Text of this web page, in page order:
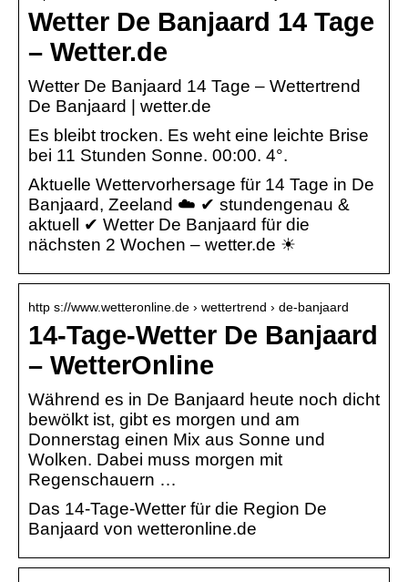
Wetter De Banjaard 14 Tage
– Wetter.de
Wetter De Banjaard 14 Tage – Wettertrend
De Banjaard | wetter.de
Es bleibt trocken. Es weht eine leichte Brise
bei 11 Stunden Sonne. 00:00. 4°.
Aktuelle Wettervorhersage für 14 Tage in De
Banjaard, Zeeland ☁️ ✔ stundengenau &
aktuell ✔ Wetter De Banjaard für die
nächsten 2 Wochen – wetter.de ☀
http s://www.wetteronline.de › wettertrend › de-banjaard
14-Tage-Wetter De Banjaard
– WetterOnline
Während es in De Banjaard heute noch dicht
bewölkt ist, gibt es morgen und am
Donnerstag einen Mix aus Sonne und
Wolken. Dabei muss morgen mit
Regenschauern …
Das 14-Tage-Wetter für die Region De
Banjaard von wetteronline.de